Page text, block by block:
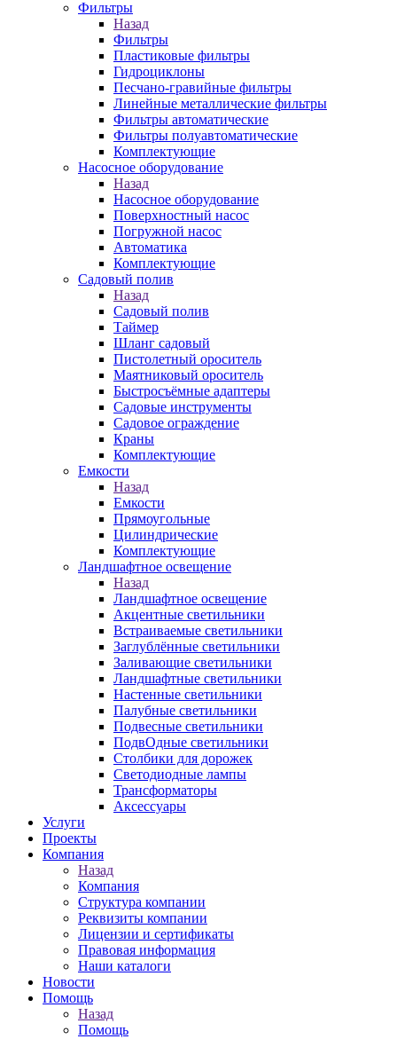
Фильтры
Назад
Фильтры
Пластиковые фильтры
Гидроциклоны
Песчано-гравийные фильтры
Линейные металлические фильтры
Фильтры автоматические
Фильтры полуавтоматические
Комплектующие
Насосное оборудование
Назад
Насосное оборудование
Поверхностный насос
Погружной насос
Автоматика
Комплектующие
Садовый полив
Назад
Садовый полив
Таймер
Шланг садовый
Пистолетный ороситель
Маятниковый ороситель
Быстросъёмные адаптеры
Садовые инструменты
Садовое ограждение
Краны
Комплектующие
Емкости
Назад
Емкости
Прямоугольные
Цилиндрические
Комплектующие
Ландшафтное освещение
Назад
Ландшафтное освещение
Акцентные светильники
Встраиваемые светильники
Заглублённые светильники
Заливающие светильники
Ландшафтные светильники
Настенные светильники
Палубные светильники
Подвесные светильники
ПодвОдные светильники
Столбики для дорожек
Светодиодные лампы
Трансформаторы
Аксессуары
Услуги
Проекты
Компания
Назад
Компания
Структура компании
Реквизиты компании
Лицензии и сертификаты
Правовая информация
Наши каталоги
Новости
Помощь
Назад
Помощь